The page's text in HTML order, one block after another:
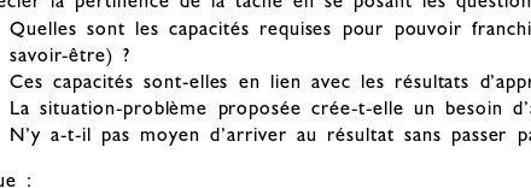
Quelles sont les capacités requises pour pouvoir
savoir-être) ?
Ces capacités sont-elles en lien avec les résultats
La situation-problème proposée crée-t-elle un besoin
N’y a-t-il pas moyen d’arriver au résultat sans passer
: